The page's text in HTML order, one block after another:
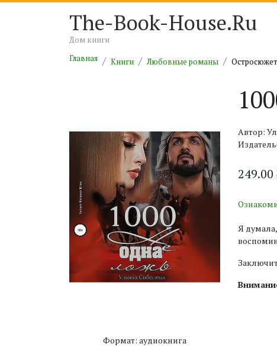
The-Book-House.Ru
Дом книги
Главная
Книги Любовные романы
Формат: аудиокнига
Автор:
249.00
Я